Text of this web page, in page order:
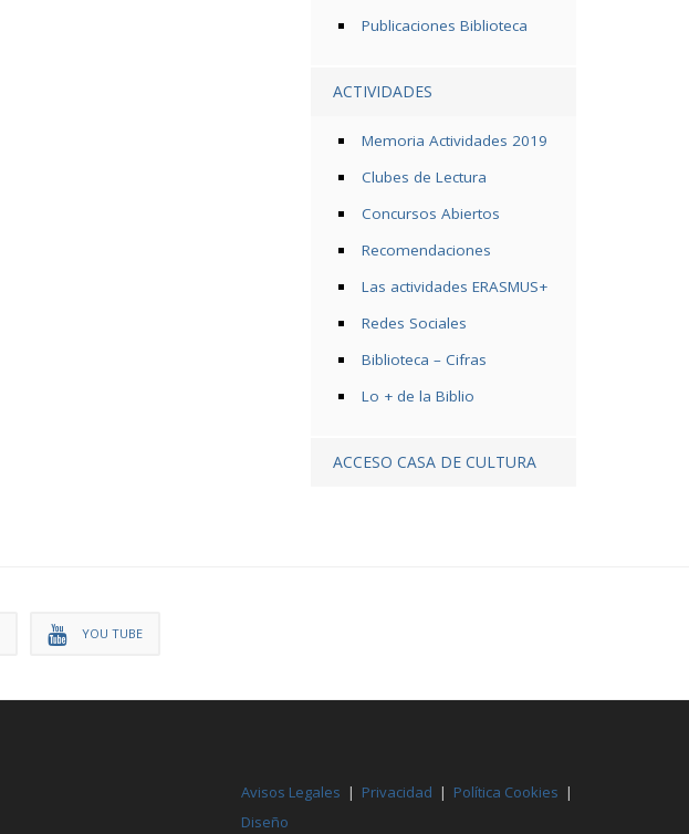
Publicaciones Biblioteca
ACTIVIDADES
Memoria Actividades 2019
Clubes de Lectura
Concursos Abiertos
Recomendaciones
Las actividades ERASMUS+
Redes Sociales
Biblioteca – Cifras
Lo + de la Biblio
ACCESO CASA DE CULTURA
YOU TUBE
Avisos Legales | Privacidad | Política Cookies |
Diseño